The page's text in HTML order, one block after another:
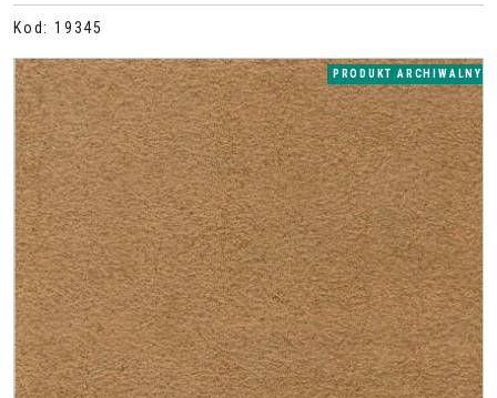
Kod : 19345
PRODUKT ARCHIWALNY